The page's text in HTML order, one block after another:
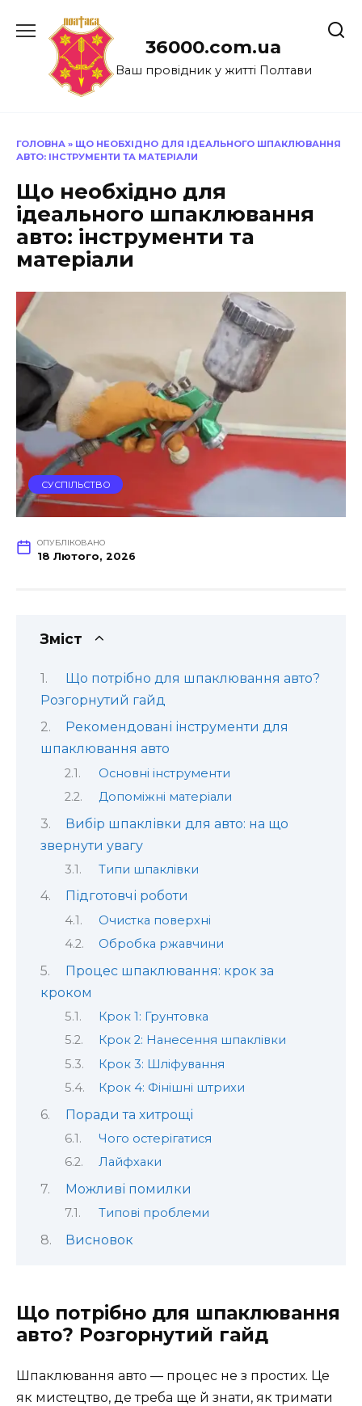
до
36000.com.ua
Ваш провідник у житті Полтави
ГОЛОВНА » ЩО НЕОБХІДНО ДЛЯ ІДЕАЛЬНОГО ШПАКЛЮВАННЯ
АВТО: ІНСТРУМЕНТИ ТА МАТЕРІАЛИ
Що необхідно для
ідеального шпаклювання
авто: інструменти та
матеріали
СУСПІЛЬСТВО
ОПУБЛІКОВАНО
18 Лютого, 2026
Зміст
Що потрібно для шпаклювання авто?
Розгорнутий гайд
Рекомендовані інструменти для
шпаклювання авто
Основні інструменти
Допоміжні матеріали
Вибір шпаклівки для авто: на що
звернути увагу
Типи шпаклівки
Підготовчі роботи
Очистка поверхні
Обробка ржавчини
Процес шпаклювання: крок за
кроком
Крок 1: Грунтовка
Крок 2: Нанесення шпаклівки
Крок 3: Шліфування
Крок 4: Фінішні штрихи
Поради та хитрощі
Чого остерігатися
Лайфхаки
Можливі помилки
Типові проблеми
Висновок
Що потрібно для шпаклювання
авто? Розгорнутий гайд
Шпаклювання авто — процес не з простих. Це
як мистецтво, де треба ще й знати, як тримати